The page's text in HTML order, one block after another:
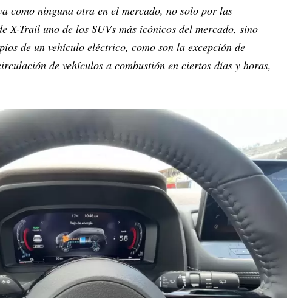
como ninguna otra en el mercado, no solo por las
X-Trail uno de los SUVs más icónicos del mercado, sino
de un vehículo eléctrico, como son la excepción de
de vehículos a combustión en ciertos días y horas,